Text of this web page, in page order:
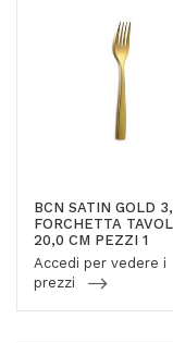
BCN SATIN GOLD
FORCHETTA
20,0 CM PEZZI 1
Accedi per vedere i
prezzi